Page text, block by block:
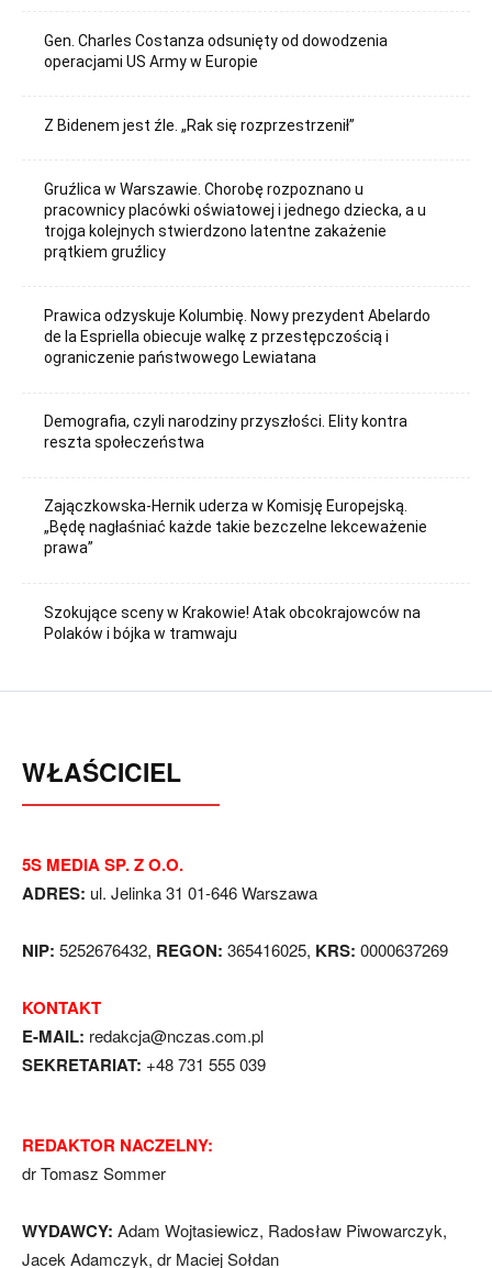
Gen. Charles Costanza odsunięty od dowodzenia
operacjami US Army w Europie
Z Bidenem jest źle. „Rak się rozprzestrzenił”
Gruźlica w Warszawie. Chorobę rozpoznano u
pracownicy placówki oświatowej i jednego dziecka, a u
trojga kolejnych stwierdzono latentne zakażenie
prątkiem gruźlicy
Prawica odzyskuje Kolumbię. Nowy prezydent Abelardo
de la Espriella obiecuje walkę z przestępczością i
ograniczenie państwowego Lewiatana
Demografia, czyli narodziny przyszłości. Elity kontra
reszta społeczeństwa
Zajączkowska-Hernik uderza w Komisję Europejską.
„Będę nagłaśniać każde takie bezczelne lekceważenie
prawa”
Szokujące sceny w Krakowie! Atak obcokrajowców na
Polaków i bójka w tramwaju
WŁAŚCICIEL
5S MEDIA SP. Z O.O.
ADRES: ul. Jelinka 31 01-646 Warszawa
NIP: 5252676432, REGON: 365416025, KRS: 0000637269
KONTAKT
E-MAIL: redakcja@nczas.com.pl
SEKRETARIAT: +48 731 555 039
REDAKTOR NACZELNY:
dr Tomasz Sommer
WYDAWCY: Adam Wojtasiewicz, Radosław Piwowarczyk,
Jacek Adamczyk, dr Maciej Sołdan